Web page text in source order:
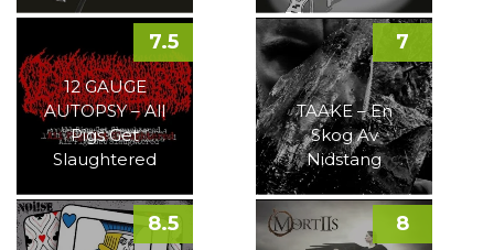
12 GAUGE
AUTOPSY – All
Pigs Get
Slaughtered
7.5
TAAKE – En
Skog Av
Nidstang
7
8.5 8